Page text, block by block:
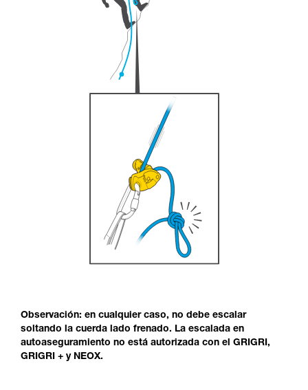
Observación: en cualquier caso, no debe escalar
soltando la cuerda lado frenado. La escalada en
autoaseguramiento no está autorizada con el GRIGRI,
GRIGRI + y NEOX.